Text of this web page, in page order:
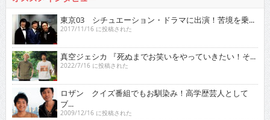
東京03 シチュエーション・ドラマに出演！苦境を乗...
2017/11/16 に投稿された
真空ジェシカ 『死ぬまでお笑いをやっていきたい！そ...
2022/7/16 に投稿された
ロザン クイズ番組でもお馴染み！高学歴芸人として
ブ...
2009/12/16 に投稿された